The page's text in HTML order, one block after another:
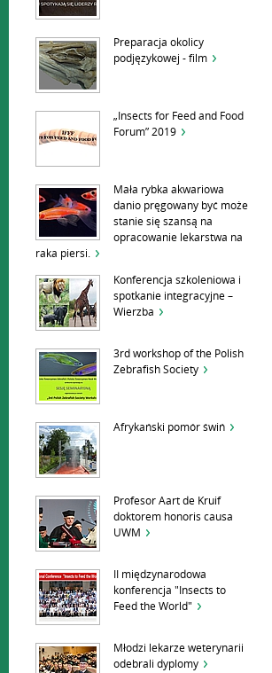
Preparacja okolicy
podjęzykowej - film
„Insects for Feed and Food
Forum” 2019
Mała rybka akwariowa
danio pręgowany być może
stanie się szansą na
opracowanie lekarstwa na
raka piersi.
Konferencja szkoleniowa i
spotkanie integracyjne –
Wierzba
3rd workshop of the Polish
Zebrafish Society
Afrykański pomór świń
Profesor Aart de Kruif
doktorem honoris causa
UWM
II międzynarodowa
konferencja "Insects to
Feed the World"
Młodzi lekarze weterynarii
odebrali dyplomy